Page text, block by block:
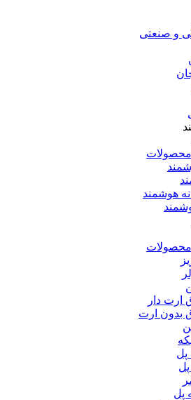
و صنعتی
هوشمند
ارت دار
بدون ارت
پل
پل
پل